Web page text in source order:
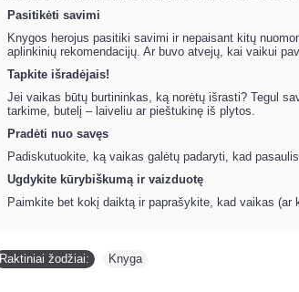
Pasitikėti savimi
Knygos herojus pasitiki savimi ir nepaisant kitų
aplinkinių rekomendacijų. Ar buvo atvejų, kai vaikui
Tapkite išradėjais!
Jei vaikas būtų burtininkas, ką norėtų išrasti? Tegul
tarkime, butelį – laiveliu ar pieštukinę iš plytos.
Pradėti nuo savęs
Padiskutuokite, ką vaikas galėtų padaryti, kad
Ugdykite kūrybiškumą ir vaizduotę
Paimkite bet kokį daiktą ir paprašykite, kad vaikas
Raktiniai žodžiai: Knyga